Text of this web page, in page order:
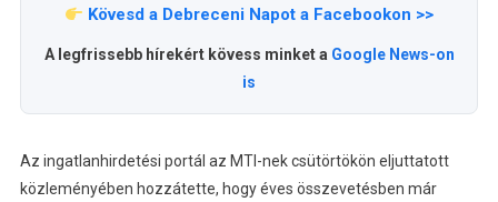
Kövesd a Debreceni Napot a Facebookon >>
A legfrissebb hírekért kövess minket a Google News-on
is
Az ingatlanhirdetési portál az MTI-nek csütörtökön eljuttatott
közleményében hozzátette, hogy éves összevetésben már